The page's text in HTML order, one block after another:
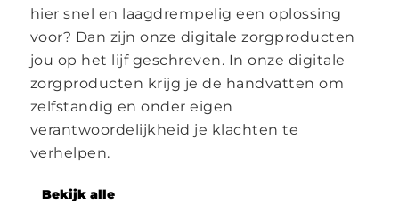
hier snel en laagdrempelig een oplossing
voor? Dan zijn onze digitale zorgproducten
jou op het lijf geschreven. In onze digitale
zorgproducten krijg je de handvatten om
zelfstandig en onder eigen
verantwoordelijkheid je klachten te
verhelpen.
Bekijk alle